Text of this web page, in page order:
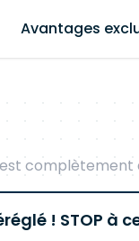
Avantages
complètement
! STOP à